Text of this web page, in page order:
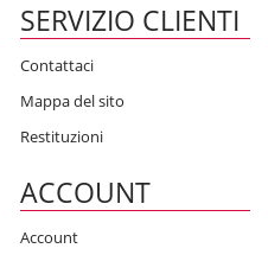
SERVIZIO CLIENTI
Contattaci
Mappa del sito
Restituzioni
ACCOUNT
Account